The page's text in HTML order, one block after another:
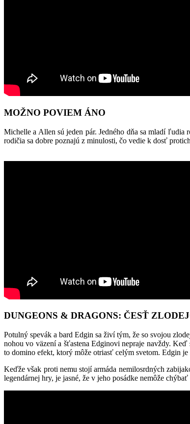
MOŽNO POVIEM ÁNO
Michelle a Allen sú jeden pár. Jedného dňa sa mladí
rodičia sa dobre poznajú z minulosti, čo vedie k dosť
DUNGEONS & DRAGONS: ČESŤ
Potulný spevák a bard Edgin sa živí tým, že so svojou
nohou vo väzení a šťastena Edginovi nepraje navždy.
to domino efekt, ktorý môže otriasť celým svetom. Edgin
Keďže však proti nemu stojí armáda nemilosrdných
legendárnej hry, je jasné, že v jeho posádke nemôže